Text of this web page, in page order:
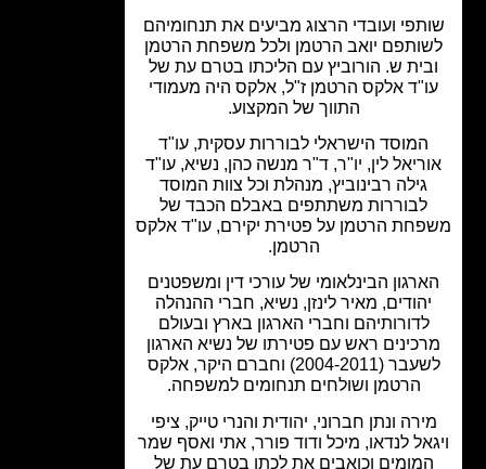
ועובדי הרצוג מביעים את תנחומיהם
יואב הרטמן ולכל משפחת הרטמן
ש. הורוביץ עם הליכתו בטרם עת של
אלקס הרטמן ז"ל, אלקס היה מעמודי
התווך של המקצוע.
המוסד הישראלי לבוררות עסקית, עו"ד
לין, יו"ר, ד"ר מנשה כהן, נשיא, עו"ד
גילה רבינוביץ, מנהלת וכל צוות המוסד
לבוררות משתתפים באבלם הכבד של
הרטמן על פטירת יקירם, עו"ד אלקס
הבינלאומי של עורכי דין ומשפטנים
מאיר לינזן, נשיא, חברי ההנהלה
לדורותיהם וחברי הארגון בארץ ובעולם
ראש עם פטירתו של נשיא הארגון
לשעבר (2004-2011) וחברם היקר, אלקס
הרטמן ושולחים תנחומים למשפחה.
ונתן חברוני, יהודית והנרי טייק, ציפי
לנדאו, מיכל ודוד פורר, אתי ואסף שמר
וכואבים את לכתו בטרם עת של